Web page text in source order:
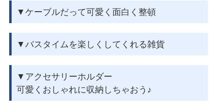
▼ケーブルだって可愛く面白く整頓
▼バスタイムを楽しくしてくれる雑貨
▼アクセサリーホルダー
可愛くおしゃれに収納しちゃおう♪